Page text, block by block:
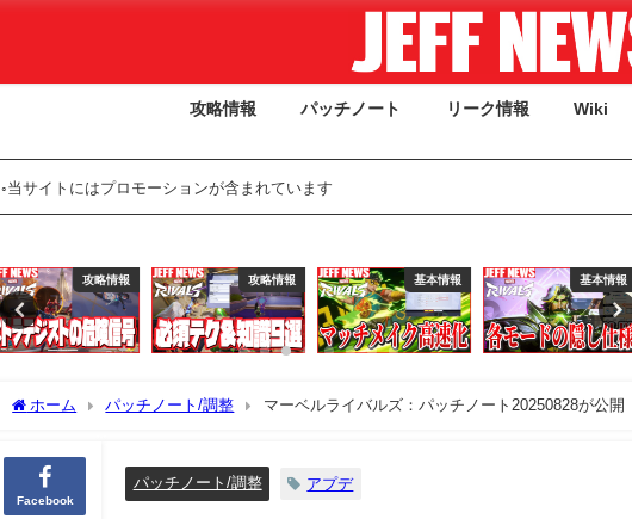
攻略情報 パッチノート リーク情報 Wiki
◦当サイトにはプロモーションが含まれています
攻略情報 基本情報 基本情報 攻略情報
ホーム パッチノート/調整 マーベルライバルズ：パッチノート20250828が公開
Facebook
パッチノート/調整 アプデ